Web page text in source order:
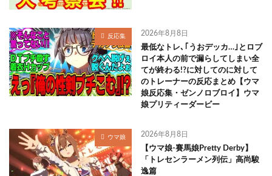
反応集 2026年8月8日
最低なトレ､｢うおデッカ…｣とロブ
ロイ本人の前で漏らしてしまい全
てが終わる!?に対してのに対して
のトレーナーの反応まとめ【ウマ
娘反応集・ゼンノロブロイ】ウマ
娘プリティーダービー
ウマ娘 2026年8月8日
【ウマ娘-賽馬娘Pretty Derby】
「トレセンラーメン列伝」高尚駿
逸篇